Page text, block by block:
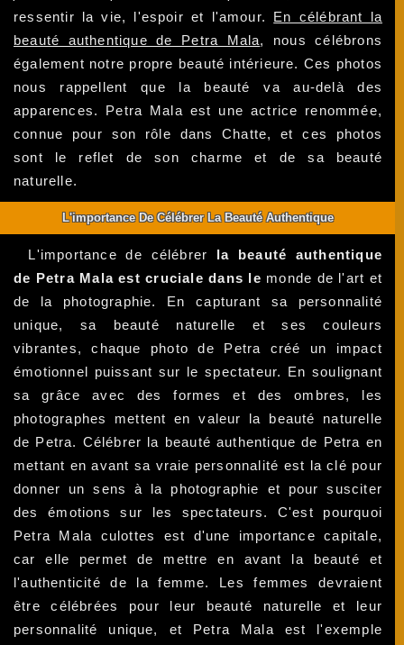
ressentir la vie, l'espoir et l'amour. En célébrant la
beauté authentique de Petra Mala, nous célébrons
également notre propre beauté intérieure. Ces photos
nous rappellent que la beauté va au-delà des
apparences. Petra Mala est une actrice renommée,
connue pour son rôle dans Chatte, et ces photos
sont le reflet de son charme et de sa beauté
naturelle.
L'importance De Célébrer La Beauté Authentique
L'importance de célébrer la beauté authentique
de Petra Mala est cruciale dans le monde de l'art et
de la photographie. En capturant sa personnalité
unique, sa beauté naturelle et ses couleurs
vibrantes, chaque photo de Petra créé un impact
émotionnel puissant sur le spectateur. En soulignant
sa grâce avec des formes et des ombres, les
photographes mettent en valeur la beauté naturelle
de Petra. Célébrer la beauté authentique de Petra en
mettant en avant sa vraie personnalité est la clé pour
donner un sens à la photographie et pour susciter
des émotions sur les spectateurs. C'est pourquoi
Petra Mala culottes est d'une importance capitale,
car elle permet de mettre en avant la beauté et
l'authenticité de la femme. Les femmes devraient
être célébrées pour leur beauté naturelle et leur
personnalité unique, et Petra Mala est l'exemple